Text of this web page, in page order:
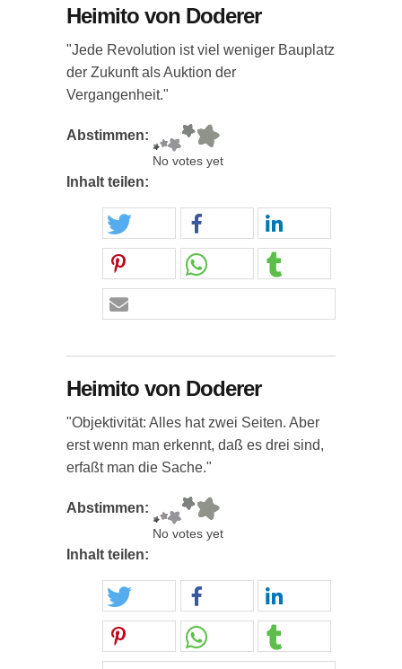
Heimito von Doderer
"Jede Revolution ist viel weniger Bauplatz
der Zukunft als Auktion der
Vergangenheit."
Abstimmen:
No votes yet
Inhalt teilen:
Heimito von Doderer
"Objektivität: Alles hat zwei Seiten. Aber
erst wenn man erkennt, daß es drei sind,
erfaßt man die Sache."
Abstimmen:
No votes yet
Inhalt teilen: